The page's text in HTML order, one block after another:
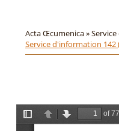
Acta Œcumenica »
Service d'information 142
T
P
N
of 77